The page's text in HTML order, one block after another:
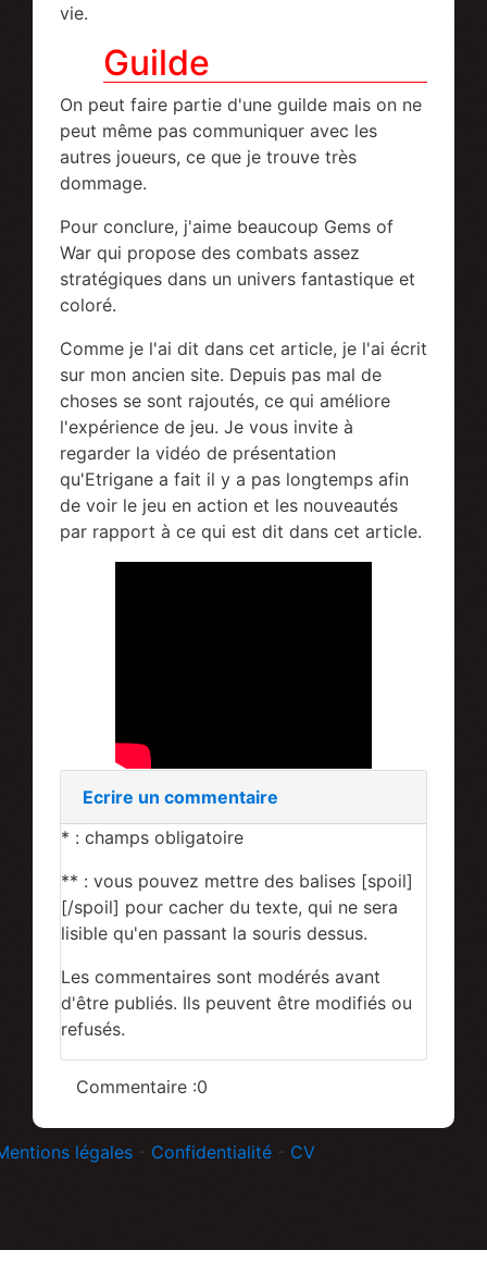
vie.
Guilde
On peut faire partie d'une guilde mais on ne
peut même pas communiquer avec les
autres joueurs, ce que je trouve très
dommage.
Pour conclure, j'aime beaucoup Gems of
War qui propose des combats assez
stratégiques dans un univers fantastique et
coloré.
Comme je l'ai dit dans cet article, je l'ai écrit
sur mon ancien site. Depuis pas mal de
choses se sont rajoutés, ce qui améliore
l'expérience de jeu. Je vous invite à
regarder la vidéo de présentation
qu'Etrigane a fait il y a pas longtemps afin
de voir le jeu en action et les nouveautés
par rapport à ce qui est dit dans cet article.
Ecrire un commentaire
* : champs obligatoire
** : vous pouvez mettre des balises [spoil]
[/spoil] pour cacher du texte, qui ne sera
lisible qu'en passant la souris dessus.
Les commentaires sont modérés avant
d'être publiés. Ils peuvent être modifiés ou
refusés.
Commentaire :0
légales - Confidentialité - CV